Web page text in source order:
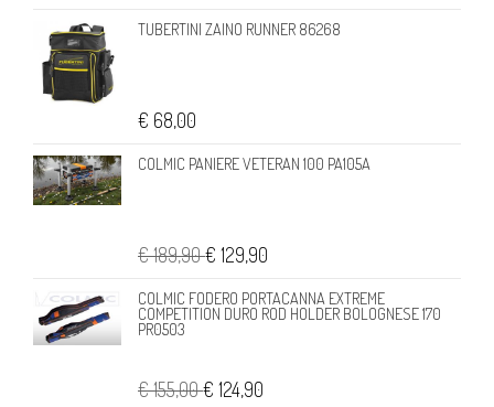
TUBERTINI ZAINO RUNNER 86268
€ 68,00
COLMIC PANIERE VETERAN 100 PA105A
€ 189,90€ 129,90
COLMIC FODERO PORTACANNA EXTREME
COMPETITION DURO ROD HOLDER BOLOGNESE 170
PR0503
€ 155,00€ 124,90